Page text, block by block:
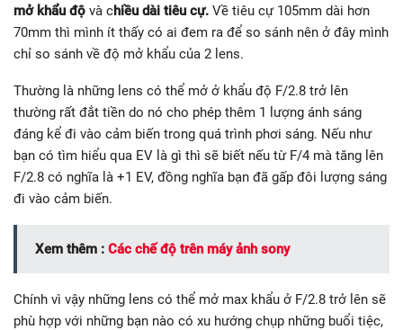
mở khẩu độ và chiều dài tiêu cự. Về tiêu cự 105mm dài hơn
70mm thì mình ít thấy có ai đem ra để so sánh nên ở đây mình
chỉ so sánh về độ mở khẩu của 2 lens.
Thường là những lens có thể mở ở khẩu độ F/2.8 trở lên
thường rất đắt tiền do nó cho phép thêm 1 lượng ánh sáng
đáng kể đi vào cảm biến trong quá trình phơi sáng. Nếu như
bạn có tìm hiểu qua EV là gì thì sẽ biết nếu từ F/4 mà tăng lên
F/2.8 có nghĩa là +1 EV, đồng nghĩa bạn đã gấp đôi lượng sáng
đi vào cảm biến.
Xem thêm : Các chế độ trên máy ảnh sony
Chính vì vậy những lens có thể mở max khẩu ở F/2.8 trở lên sẽ
phù hợp với những bạn nào có xu hướng chụp những buổi tiệc,